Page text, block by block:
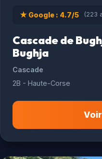
★ Google : 4.7/5 (223
Cascade de
Bughja
Cascade
2B - Haute-Corse